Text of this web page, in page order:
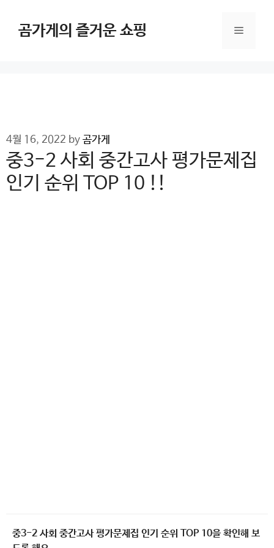
content곰가게의 즐거운 쇼핑 Menu
4월 16, 2022 by 곰가게
중3-2 사회 중간고사 평가문제집
인기 순위 TOP 10 !!
중3-2 사회 중간고사 평가문제집 인기 순위 TOP 10을 확인해 보